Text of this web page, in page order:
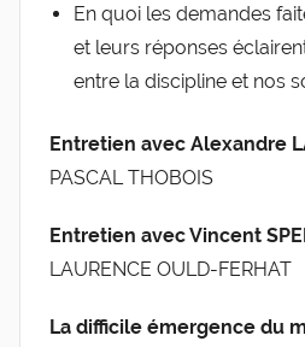
En quoi les demandes
et leurs réponses
entre la discipline et nos
Entretien avec Alexandre
PASCAL THOBOIS
Entretien avec Vincent
LAURENCE OULD-FERHAT
La difficile émergence du